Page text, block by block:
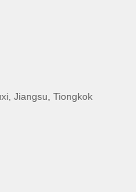
Jiangsu, Tiongkok